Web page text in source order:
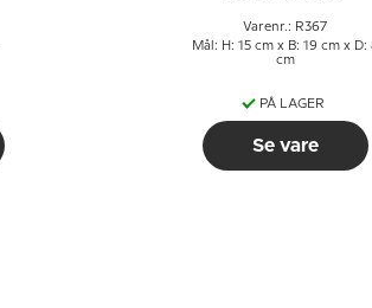
Varenr.: R367
Mål: H: 15 cm x B: 19 cm x D:
cm
PÅ LAGER
Se vare